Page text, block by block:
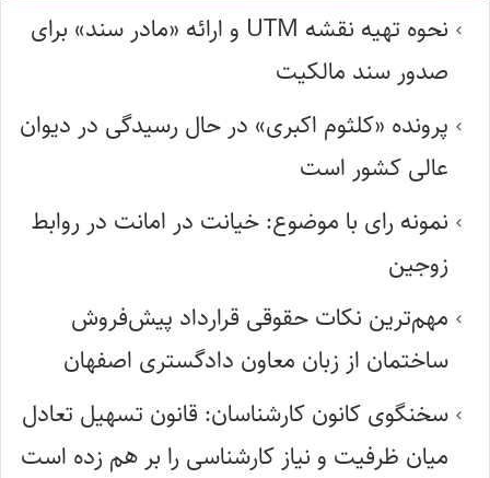
نحوه تهیه نقشه UTM و ارائه «مادر سند» برای
صدور سند مالکیت
پرونده «کلثوم اکبری» در حال رسیدگی در دیوان
عالی کشور است
نمونه رای با موضوع: خیانت در امانت در روابط
زوجین
مهم‌ترین نکات حقوقی قرارداد پیش‌فروش
ساختمان از زبان معاون دادگستری اصفهان
سخنگوی کانون کارشناسان: قانون تسهیل تعادل
میان ظرفیت و نیاز کارشناسی را بر هم زده است